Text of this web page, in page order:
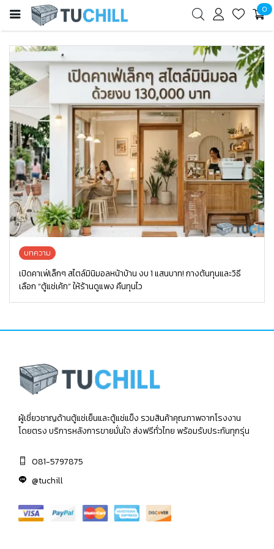
0
บทความ
เปิดคาเฟ่เล็กๆ สไตล์มินิมอลหน้าบ้าน งบ 1 แสนบาท! กางต้นทุนและวิธี
เลือก “ตู้แช่เค้ก” ให้ร้านดูแพง คืนทุนไว
ผู้เชี่ยวชาญด้านตู้แช่เย็นและตู้แช่แข็ง รวมสินค้าคุณภาพจากโรงงาน
โดยตรง บริการหลังการขายมั่นใจ ส่งฟรีทั่วไทย พร้อมรับประกันทุกรุ่น
081-5797875
@tuchill